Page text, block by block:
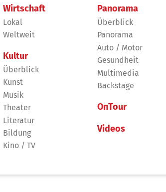
Wirtschaft
Lokal
Weltweit
Kultur
Überblick
Kunst
Musik
Theater
Literatur
Bildung
Kino / TV
Panorama
Überblick
Panorama
Auto / Motor
Gesundheit
Multimedia
Backstage
OnTour
Videos